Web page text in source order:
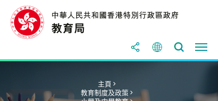
主頁 >
教育制度及政策 >